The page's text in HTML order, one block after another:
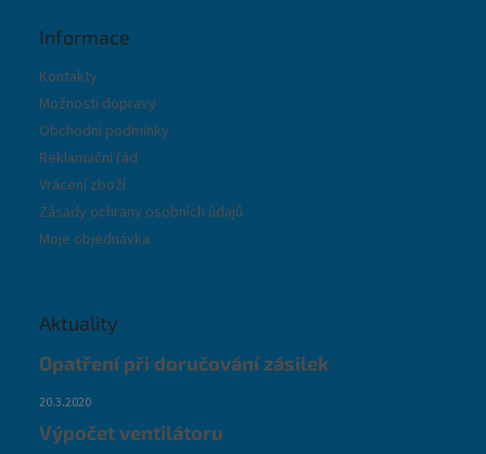
Informace
Kontakty
Možnosti dopravy
Obchodní podmínky
Reklamační řád
Vrácení zboží
Zásady ochrany osobních údajů
Moje objednávka
Aktuality
Opatření při doručování zásilek
20.3.2020
Výpočet ventilátoru